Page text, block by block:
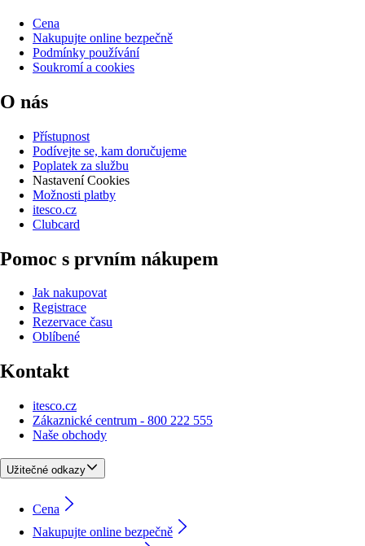
Cena
Nakupujte online bezpečně
Podmínky používání
Soukromí a cookies
O nás
Přístupnost
Podívejte se, kam doručujeme
Poplatek za službu
Nastavení Cookies
Možnosti platby
itesco.cz
Clubcard
Pomoc s prvním nákupem
Jak nakupovat
Registrace
Rezervace času
Oblíbené
Kontakt
itesco.cz
Zákaznické centrum - 800 222 555
Naše obchody
Užitečné odkazy
Cena
Nakupujte online bezpečně